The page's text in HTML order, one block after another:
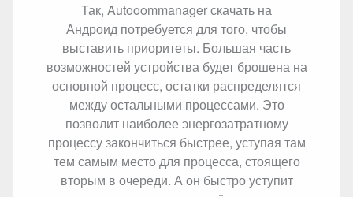
Так, Autooommanager скачать на
Андроид потребуется для того, чтобы
выставить приоритеты. Большая часть
возможностей устройства будет брошена на
основной процесс, остатки распределятся
между остальными процессами. Это
позволит наиболее энергозатратному
процессу закончиться быстрее, уступая там
тем самым место для процесса, стоящего
вторым в очереди. А он быстро уступит